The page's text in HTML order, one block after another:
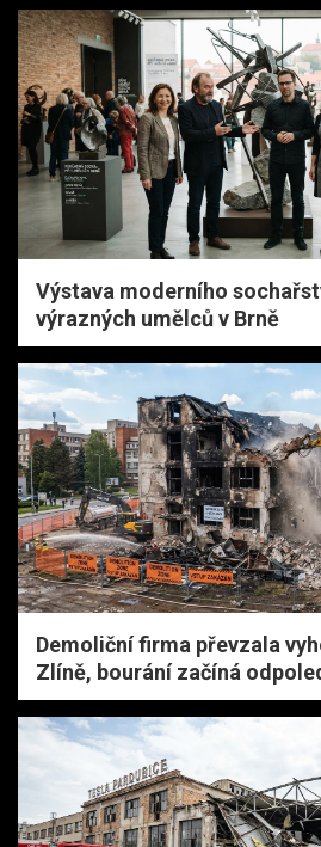
Výstava moderního
výrazných umělců v Brně
Demoliční firma převzala
Zlíně, bourání začíná